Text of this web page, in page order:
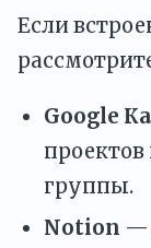
Если
Google
проектов
группы.
Notion —